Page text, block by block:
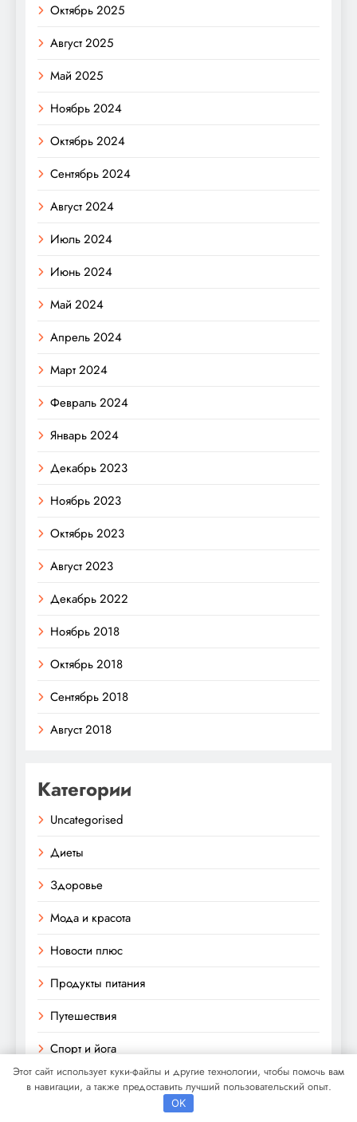
Октябрь 2025
Август 2025
Май 2025
Ноябрь 2024
Октябрь 2024
Сентябрь 2024
Август 2024
Июль 2024
Июнь 2024
Май 2024
Апрель 2024
Март 2024
Февраль 2024
Январь 2024
Декабрь 2023
Ноябрь 2023
Октябрь 2023
Август 2023
Декабрь 2022
Ноябрь 2018
Октябрь 2018
Сентябрь 2018
Август 2018
Категории
Uncategorised
Диеты
Здоровье
Мода и красота
Новости плюс
Продукты питания
Путешествия
Спорт и йога
Этот сайт использует куки-файлы и другие технологии, чтобы помочь вам
в навигации, а также предоставить лучший пользовательский опыт.
OK